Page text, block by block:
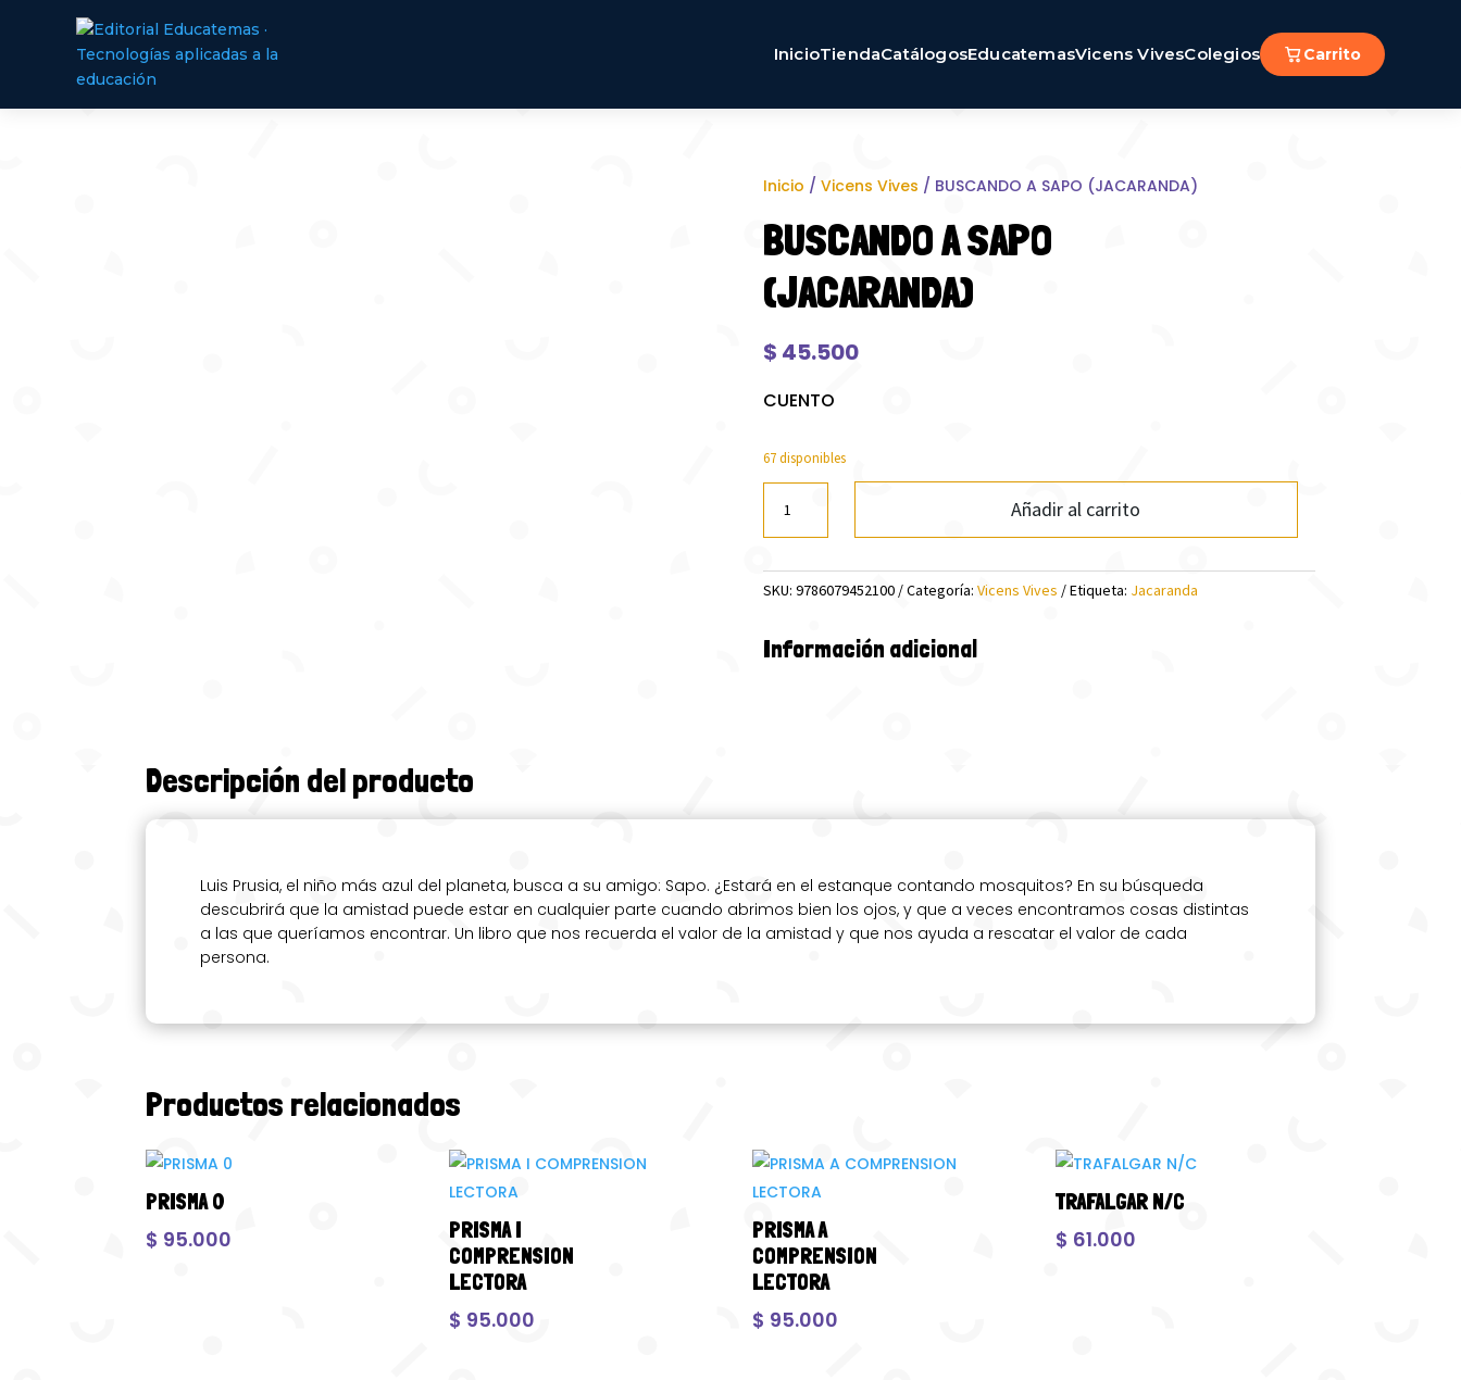
InicioTiendaCatálogosEducatemasVicens VivesColegios Carrito
Inicio / Vicens Vives / BUSCANDO A SAPO (JACARANDA)
BUSCANDO A SAPO
(JACARANDA)
$ 45.500
CUENTO
67 disponibles
SAPO
(JACARANDA)
cantidad
Añadir al carrito
SKU: 9786079452100 Categoría: Vicens Vives Etiqueta: Jacaranda
Información adicional
Descripción del producto
Luis Prusia, el niño más azul del planeta, busca a su amigo: Sapo. ¿Estará en el estanque contando mosquitos? En su búsqueda
descubrirá que la amistad puede estar en cualquier parte cuando abrimos bien los ojos, y que a veces encontramos cosas distintas
a las que queríamos encontrar. Un libro que nos recuerda el valor de la amistad y que nos ayuda a rescatar el valor de cada
persona.
Productos relacionados
PRISMA 0
$ 95.000
PRISMA I
COMPRENSION
LECTORA
$ 95.000
PRISMA A
COMPRENSION
LECTORA
$ 95.000
TRAFALGAR N/C
$ 61.000